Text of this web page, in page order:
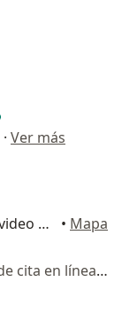
· Ver más
Torre Medica Rio Bamba, Av. Montevideo No. 303-Int. 408, Lindavista Sur, Gustavo A. Madero, 07300 Ciudad de México, CDMX, Gustavo A Madero
• Mapa
Este especialista no ofrece reserva de cita en línea en esta dirección.